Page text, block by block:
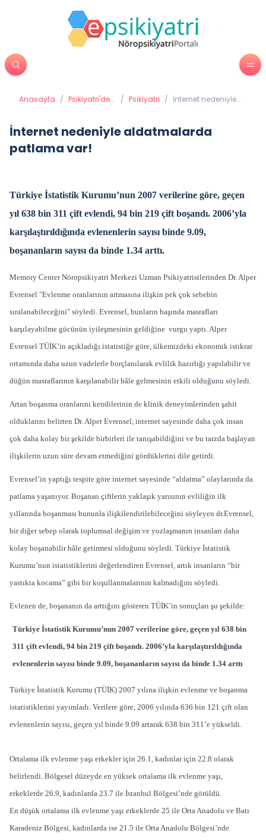
Anasayfa / Psikiyatri'de
/ Psikiyatri / İnternet nedeniyle
İnternet nedeniyle aldatmalarda
patlama var!
Türkiye İstatistik Kurumu’nun 2007 verilerine göre, geçen
yıl 638 bin 311 çift evlendi, 94 bin 219 çift boşandı. 2006’yla
karşılaştırıldığında evlenenlerin sayısı binde 9.09,
boşananların sayısı da binde 1.34 arttı.
Memory Center Nöropsikiyatri Merkezi Uzman Psikiyatristlerinden Dr. Alper
Evrensel "Evlenme oranlarının artmasına ilişkin pek çok sebebin
sıralanabileceğini" söyledi. Evrensel, bunların başında masrafları
karşılayabilme gücünün iyileşmesinin geldiğine vurgu yaptı. Alper
Evrensel TÜİK’in açıkladığı istatistiğe göre, ülkemizdeki ekonomik istikrar
ortamında daha uzun vadelerle borçlanılarak evlilik hazırlığı yapılabilir ve
düğün masraflarının karşılanabilir hâle gelmesinin etkili olduğunu söyledi.
Artan boşanma oranlarını kendilerinin de klinik deneyimlerinden şahit
olduklarını belirten Dr. Alper Evrensel, internet sayesinde daha çok insan
çok daha kolay bir şekilde birbirleri ile tanışabildiğini ve bu tarzda başlayan
ilişkilerin uzun süre devam etmediğini gördüklerini dile getirdi.
Evrensel’in yaptığı tespite göre internet sayesinde “aldatma” olaylarında da
patlama yaşanıyor. Boşanan çiftlerin yaklaşık yarısının evliliğin ilk
yıllarında boşanması bununla ilişkilendirilebileceğini söyleyen dr.Evrensel,
bir diğer sebep olarak toplumsal değişim ve yozlaşmanın insanları daha
kolay boşanabilir hâle getirmesi olduğunu söyledi. Türkiye İstatistik
Kurumu’nun istatistiklerini değerlendiren Evrensel, artık insanların “bir
yastıkta kocama” gibi bir koşullanmalarının kalmadığını söyledi.
Evlenen de, boşananın da arttığını gösteren TÜİK’in sonuçları şu şekilde:
Türkiye İstatistik Kurumu’nun 2007 verilerine göre, geçen yıl 638 bin
311 çift evlendi, 94 bin 219 çift boşandı. 2006’yla karşılaştırıldığında
evlenenlerin sayısı binde 9.09, boşananların sayısı da binde 1.34 arttı
Türkiye İstatistik Kurumu (TÜİK) 2007 yılına ilişkin evlenme ve boşanma
istatistiklerini yayımladı. Verilere göre, 2006 yılında 636 bin 121 çift olan
evlenenlerin sayısı, geçen yıl binde 9.09 artarak 638 bin 311’e yükseldi.
Ortalama ilk evlenme yaşı erkekler için 26.1, kadınlar için 22.8 olarak
belirlendi. Bölgesel düzeyde en yüksek ortalama ilk evlenme yaşı,
erkeklerde 26.9, kadınlarda 23.7 ile İstanbul Bölgesi’nde görüldü.
En düşük ortalama ilk evlenme yaşı erkeklerde 25 ile Orta Anadolu ve Batı
Karadeniz Bölgesi, kadınlarda ise 21.5 ile Orta Anadolu Bölgesi’nde